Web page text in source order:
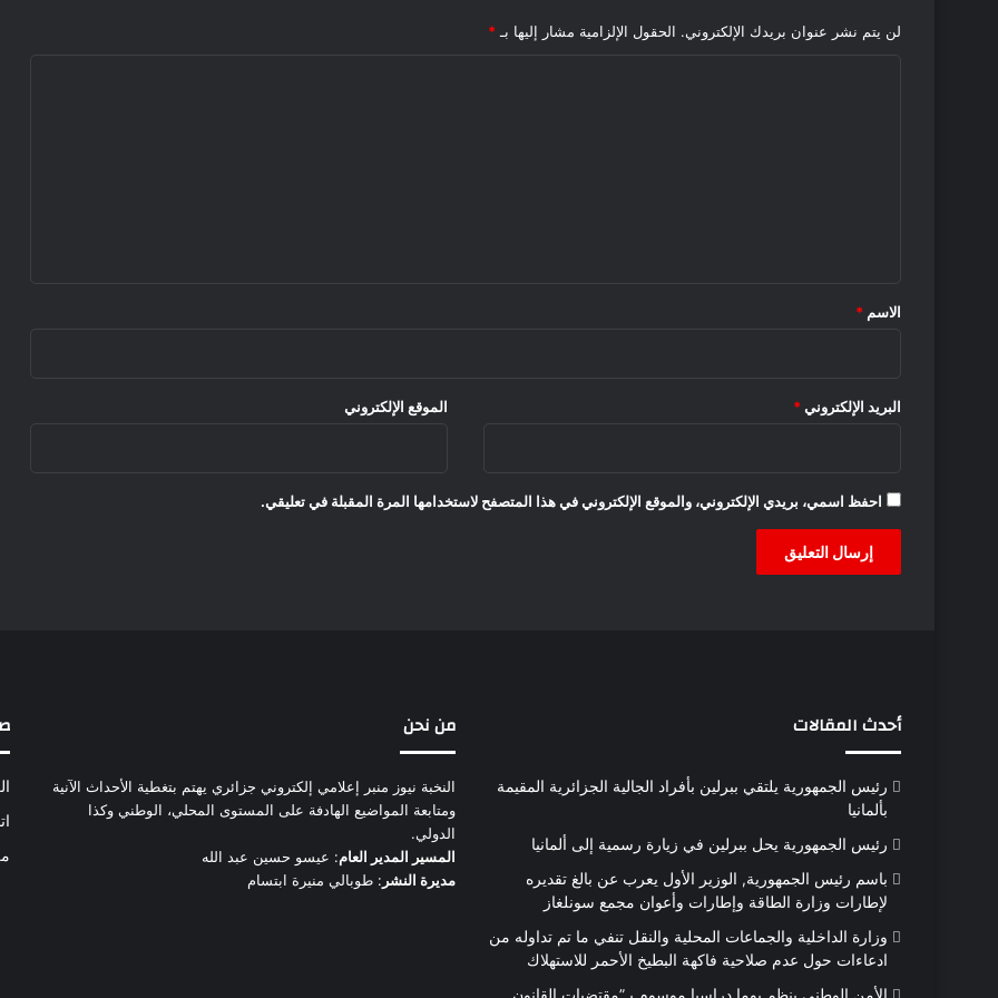
لن يتم نشر عنوان بريدك الإلكتروني. الحقول الإلزامية مشار إليها بـ *
*
الاسم *
البريد الإلكتروني * الموقع الإلكتروني
احفظ اسمي، بريدي الإلكتروني، والموقع الإلكتروني في هذا المتصفح لاستخدامها المرة المقبلة في تعليقي.
أحدث المقالات
رئيس الجمهورية يلتقي ببرلين بأفراد الجالية الجزائرية المقيمة
بألمانيا
رئيس الجمهورية يحل ببرلين في زيارة رسمية إلى ألمانيا
باسم رئيس الجمهورية, الوزير الأول يعرب عن بالغ تقديره
لإطارات وزارة الطاقة وإطارات وأعوان مجمع سونلغاز
وزارة الداخلية والجماعات المحلية والنقل تنفي ما تم تداوله من
ادعاءات حول عدم صلاحية فاكهة البطيخ الأحمر للاستهلاك
من نحن
النخبة نيوز منبر إعلامي إلكتروني جزائري يهتم بتغطية الأحداث الآنية
ومتابعة المواضيع الهادفة على المستوى المحلي، الوطني وكذا
الدولي.
المسير المدير العام: عيسو حسين عبد الله
مديرة النشر : طوبالي منيرة ابتسام